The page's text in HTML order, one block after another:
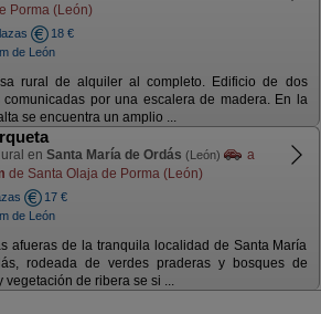
Porma (León)
18 €
de León
rural de alquiler al completo. Edificio de dos
comunicadas por una escalera de madera. En la
se encuentra un amplio ...
en Santa María de Ordás (León)
a
de Santa Olaja de Porma (León)
17 €
de León
afueras de la tranquila localidad de Santa María
rodeada de verdes praderas y bosques de
vegetación de ribera se si ...